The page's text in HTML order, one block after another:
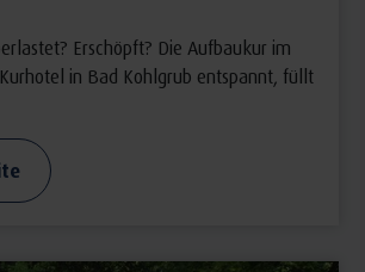
und Buchung
Erschöpft? Die Aufbaukur im
in Bad Kohlgrub entspannt, füllt